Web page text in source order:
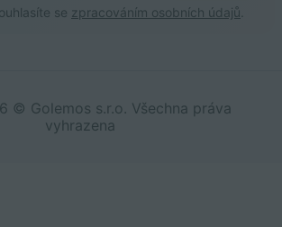
se zpracováním osobních údajů
© Golemos s.r.o. Všechna práva
vyhrazena